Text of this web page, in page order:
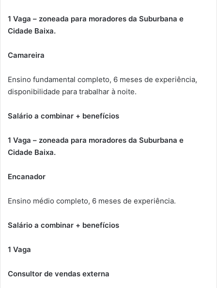
1 Vaga – zoneada para moradores da Suburbana e
Cidade Baixa.
Camareira
Ensino fundamental completo, 6 meses de experiência,
disponibilidade para trabalhar à noite.
Salário a combinar + benefícios
1 Vaga – zoneada para moradores da Suburbana e
Cidade Baixa.
Encanador
Ensino médio completo, 6 meses de experiência.
Salário a combinar + benefícios
1 Vaga
Consultor de vendas externa